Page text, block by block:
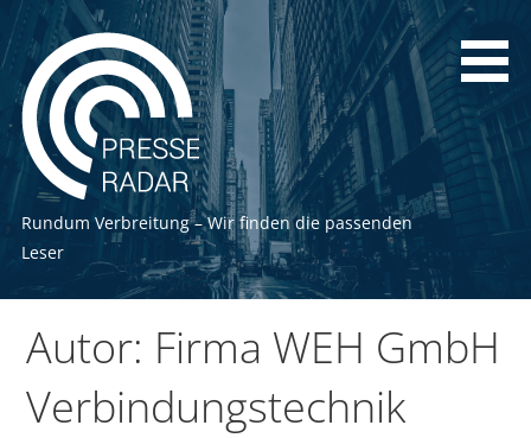
Zum
Inhalt
springen
Rundum Verbreitung – Wir finden die passenden
Leser
Autor: Firma WEH GmbH
Verbindungstechnik